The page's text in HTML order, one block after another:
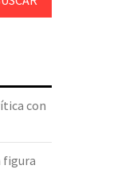
con
figura